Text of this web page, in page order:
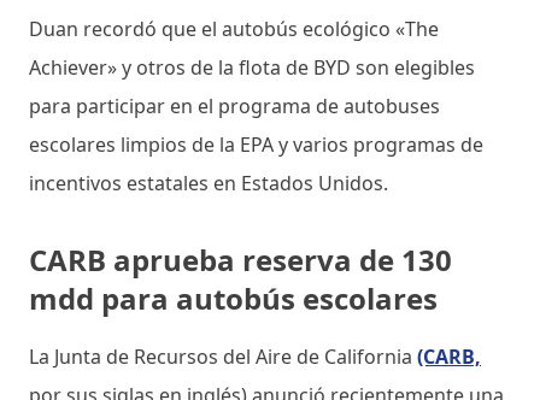
Duan recordó que el autobús ecológico «The
Achiever» y otros de la flota de BYD son elegibles
para participar en el programa de autobuses
escolares limpios de la EPA y varios programas de
incentivos estatales en Estados Unidos.
CARB aprueba reserva de 130
mdd para autobús escolares
La Junta de Recursos del Aire de California (CARB,